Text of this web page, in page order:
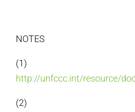
NOTES
(1)
http://unfccc.int/resource/
(2)